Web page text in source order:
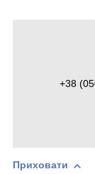
+38
Приховати